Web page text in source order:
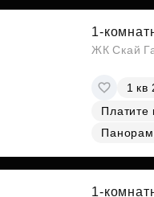
1-
ЖК Скай
1 кв
Платите
1-